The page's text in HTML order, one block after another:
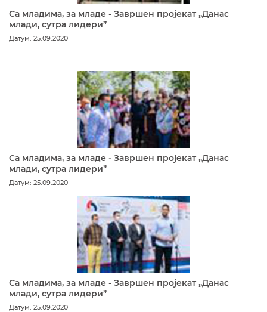
Са младима, за младе - Завршен пројекат „Данас
млади, сутра лидери”
Датум: 25.09.2020
Са младима, за младе - Завршен пројекат „Данас
млади, сутра лидери”
Датум: 25.09.2020
Са младима, за младе - Завршен пројекат „Данас
млади, сутра лидери”
Датум: 25.09.2020